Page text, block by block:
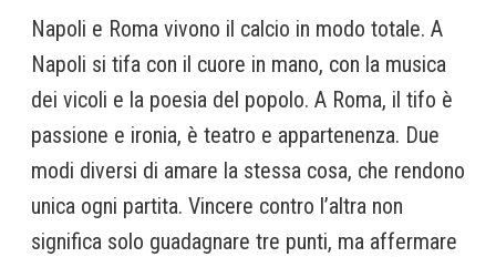
Napoli e Roma vivono il calcio in modo totale. A
Napoli si tifa con il cuore in mano, con la musica
dei vicoli e la poesia del popolo. A Roma, il tifo è
passione e ironia, è teatro e appartenenza. Due
modi diversi di amare la stessa cosa, che rendono
unica ogni partita. Vincere contro l’altra non
significa solo guadagnare tre punti, ma affermare